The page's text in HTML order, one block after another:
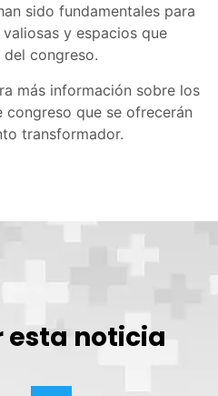
sido fundamentales para
y espacios que
del congreso.
más información sobre los
que se ofrecerán
transformador.
noticia